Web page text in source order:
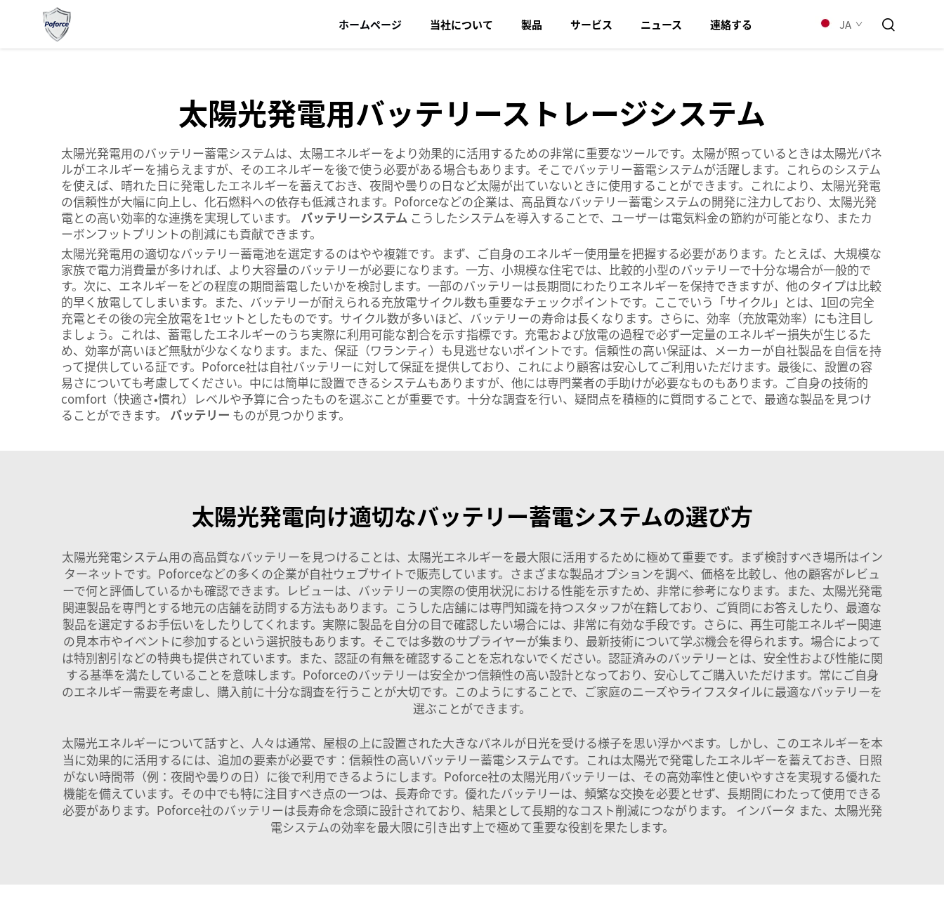
ホームページ 当社について 製品 サービス ニュース 連絡する JA
太陽光発電用バッテリーストレージシステム
太陽光発電用のバッテリー蓄電システムは、太陽エネルギーをより効果的に活用するための非常に重要なツールです。太陽が照っているときは太陽光パネ
ルがエネルギーを捕らえますが、そのエネルギーを後で使う必要がある場合もあります。そこでバッテリー蓄電システムが活躍します。これらのシステム
を使えば、晴れた日に発電したエネルギーを蓄えておき、夜間や曇りの日など太陽が出ていないときに使用することができます。これにより、太陽光発電
の信頼性が大幅に向上し、化石燃料への依存も低減されます。Poforceなどの企業は、高品質なバッテリー蓄電システムの開発に注力しており、太陽光発
電との高い効率的な連携を実現しています。 バッテリーシステム こうしたシステムを導入することで、ユーザーは電気料金の節約が可能となり、またカ
ーボンフットプリントの削減にも貢献できます。
太陽光発電用の適切なバッテリー蓄電池を選定するのはやや複雑です。まず、ご自身のエネルギー使用量を把握する必要があります。たとえば、大規模な
家族で電力消費量が多ければ、より大容量のバッテリーが必要になります。一方、小規模な住宅では、比較的小型のバッテリーで十分な場合が一般的で
す。次に、エネルギーをどの程度の期間蓄電したいかを検討します。一部のバッテリーは長期間にわたりエネルギーを保持できますが、他のタイプは比較
的早く放電してしまいます。また、バッテリーが耐えられる充放電サイクル数も重要なチェックポイントです。ここでいう「サイクル」とは、1回の完全
充電とその後の完全放電を1セットとしたものです。サイクル数が多いほど、バッテリーの寿命は長くなります。さらに、効率（充放電効率）にも注目し
ましょう。これは、蓄電したエネルギーのうち実際に利用可能な割合を示す指標です。充電および放電の過程で必ず一定量のエネルギー損失が生じるた
め、効率が高いほど無駄が少なくなります。また、保証（ワランティ）も見逃せないポイントです。信頼性の高い保証は、メーカーが自社製品を自信を持
って提供している証です。Poforce社は自社バッテリーに対して保証を提供しており、これにより顧客は安心してご利用いただけます。最後に、設置の容
易さについても考慮してください。中には簡単に設置できるシステムもありますが、他には専門業者の手助けが必要なものもあります。ご自身の技術的
comfort（快適さ・慣れ）レベルや予算に合ったものを選ぶことが重要です。十分な調査を行い、疑問点を積極的に質問することで、最適な製品を見つけ
ることができます。 バッテリー ものが見つかります。
太陽光発電向け適切なバッテリー蓄電システムの選び方
太陽光発電システム用の高品質なバッテリーを見つけることは、太陽光エネルギーを最大限に活用するために極めて重要です。まず検討すべき場所はイン
ターネットです。Poforceなどの多くの企業が自社ウェブサイトで販売しています。さまざまな製品オプションを調べ、価格を比較し、他の顧客がレビュ
ーで何と評価しているかも確認できます。レビューは、バッテリーの実際の使用状況における性能を示すため、非常に参考になります。また、太陽光発電
関連製品を専門とする地元の店舗を訪問する方法もあります。こうした店舗には専門知識を持つスタッフが在籍しており、ご質問にお答えしたり、最適な
製品を選定するお手伝いをしたりしてくれます。実際に製品を自分の目で確認したい場合には、非常に有効な手段です。さらに、再生可能エネルギー関連
の見本市やイベントに参加するという選択肢もあります。そこでは多数のサプライヤーが集まり、最新技術について学ぶ機会を得られます。場合によって
は特別割引などの特典も提供されています。また、認証の有無を確認することを忘れないでください。認証済みのバッテリーとは、安全性および性能に関
する基準を満たしていることを意味します。Poforceのバッテリーは安全かつ信頼性の高い設計となっており、安心してご購入いただけます。常にご自身
のエネルギー需要を考慮し、購入前に十分な調査を行うことが大切です。このようにすることで、ご家庭のニーズやライフスタイルに最適なバッテリーを
選ぶことができます。
太陽光エネルギーについて話すと、人々は通常、屋根の上に設置された大きなパネルが日光を受ける様子を思い浮かべます。しかし、このエネルギーを本
当に効果的に活用するには、追加の要素が必要です：信頼性の高いバッテリー蓄電システムです。これは太陽光で発電したエネルギーを蓄えておき、日照
がない時間帯（例：夜間や曇りの日）に後で利用できるようにします。Poforce社の太陽光用バッテリーは、その高効率性と使いやすさを実現する優れた
機能を備えています。その中でも特に注目すべき点の一つは、長寿命です。優れたバッテリーは、頻繁な交換を必要とせず、長期間にわたって使用できる
必要があります。Poforce社のバッテリーは長寿命を念頭に設計されており、結果として長期的なコスト削減につながります。 インバータ また、太陽光発
電システムの効率を最大限に引き出す上で極めて重要な役割を果たします。